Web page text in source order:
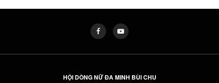
HỘI DÒNG NỮ ĐA MINH BÙI CHU